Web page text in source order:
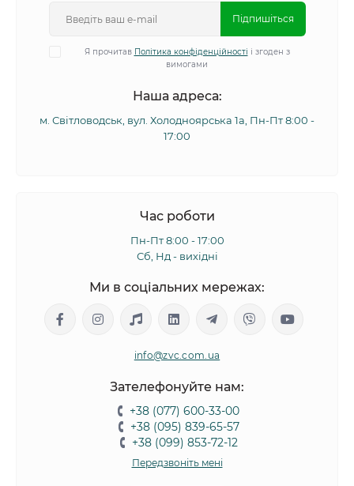
Підпишіться
Я прочитав Політика конфіденційності і згоден з
вимогами
Наша адреса:
м. Світловодськ, вул. Холодноярська 1а, Пн-Пт 8:00 -
17:00
Час роботи
Пн-Пт 8:00 - 17:00
Сб, Нд - вихідні
Ми в соціальних мережах:
info@zvc.com.ua
Зателефонуйте нам:
+38 (077) 600-33-00
+38 (095) 839-65-57
+38 (099) 853-72-12
Передзвоніть мені